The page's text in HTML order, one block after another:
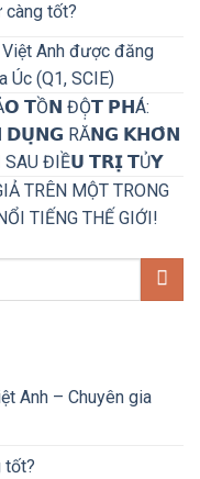
càng tốt?
Anh được đăng
Úc (Q1, SCIE)
𝗧Ồ𝗡 ĐỘ̣𝗧 𝗣𝗛Á:
𝗗𝗨̣𝗡𝗚 RĂ𝗡𝗚 𝗞𝗛𝗢̂𝗡
ĐIỀ𝗨 𝗧𝗥𝗜̣ 𝗧Ủ𝗬
TRÊN MỘT TRONG
TIẾNG THẾ GIỚI!
Anh – Chuyên gia
tốt?